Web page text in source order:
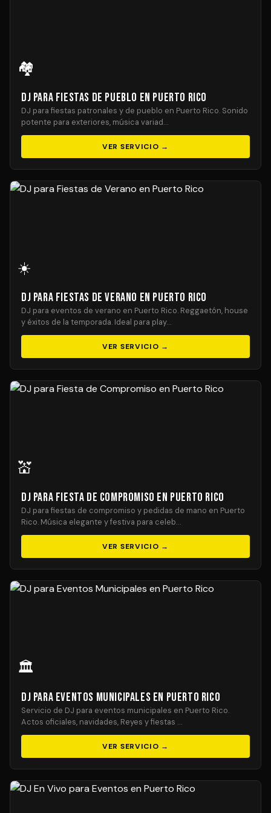
🏘️
DJ para Fiestas de Pueblo en Puerto Rico
DJ para fiestas patronales y de pueblo en Puerto Rico. Sonido
potente para exteriores, música variad…
VER SERVICIO →
☀️
DJ para Fiestas de Verano en Puerto Rico
DJ para eventos de verano en Puerto Rico. Reggaetón, house
y éxitos de la temporada. Ideal para play…
VER SERVICIO →
💒
DJ para Fiesta de Compromiso en Puerto Rico
DJ para fiestas de compromiso y pedidas de mano en Puerto
Rico. Música elegante y festiva para celeb…
VER SERVICIO →
🏛️
DJ para Eventos Municipales en Puerto Rico
Servicio de DJ para eventos municipales en Puerto Rico.
Actos oficiales, navidades, Reyes y fiestas …
VER SERVICIO →